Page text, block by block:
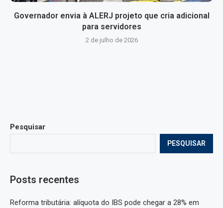
Governador envia à ALERJ projeto que cria adicional
para servidores
2 de julho de 2026
Pesquisar
PESQUISAR
Posts recentes
Reforma tributária: alíquota do IBS pode chegar a 28% em